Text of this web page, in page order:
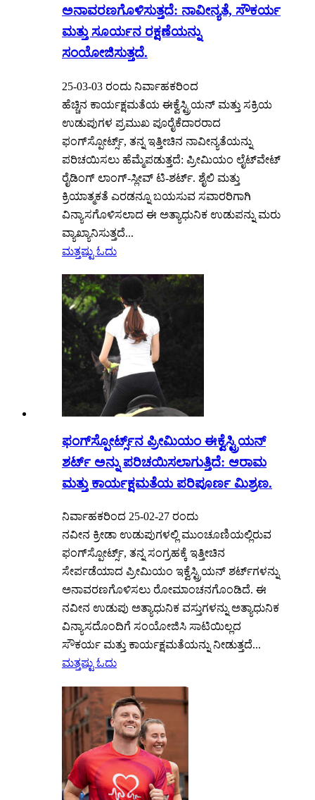
ಅನಾವರಣಗೊಳಿಸುತ್ತದೆ: ನಾವೀನ್ಯತೆ, ಸೌಕರ್ಯ
ಮತ್ತು ಸೂರ್ಯನ ರಕ್ಷಣೆಯನ್ನು
ಸಂಯೋಜಿಸುತ್ತದೆ.
25-03-03 ರಂದು ನಿರ್ವಾಹಕರಿಂದ
ಹೆಚ್ಚಿನ ಕಾರ್ಯಕ್ಷಮತೆಯ ಈಕ್ವೆಸ್ಟ್ರಿಯನ್ ಮತ್ತು ಸಕ್ರಿಯ
ಉಡುಪುಗಳ ಪ್ರಮುಖ ಪೂರೈಕೆದಾರರಾದ
ಫಂಗ್‌ಸ್ಪೋರ್ಟ್ಸ್, ತನ್ನ ಇತ್ತೀಚಿನ ನಾವೀನ್ಯತೆಯನ್ನು
ಪರಿಚಯಿಸಲು ಹೆಮ್ಮೆಪಡುತ್ತದೆ: ಪ್ರೀಮಿಯಂ ಲೈಟ್‌ವೇಟ್
ರೈಡಿಂಗ್ ಲಾಂಗ್-ಸ್ಲೀವ್ ಟಿ-ಶರ್ಟ್. ಶೈಲಿ ಮತ್ತು
ಕ್ರಿಯಾತ್ಮಕತೆ ಎರಡನ್ನೂ ಬಯಸುವ ಸವಾರರಿಗಾಗಿ
ವಿನ್ಯಾಸಗೊಳಿಸಲಾದ ಈ ಅತ್ಯಾಧುನಿಕ ಉಡುಪನ್ನು ಮರು
ವ್ಯಾಖ್ಯಾನಿಸುತ್ತದೆ...
ಮತ್ತಷ್ಟು ಓದು
ಫಂಗ್‌ಸ್ಪೋರ್ಟ್ಸ್‌ನ ಪ್ರೀಮಿಯಂ ಈಕ್ವೆಸ್ಟ್ರಿಯನ್
ಶರ್ಟ್ ಅನ್ನು ಪರಿಚಯಿಸಲಾಗುತ್ತಿದೆ: ಆರಾಮ
ಮತ್ತು ಕಾರ್ಯಕ್ಷಮತೆಯ ಪರಿಪೂರ್ಣ ಮಿಶ್ರಣ.
ನಿರ್ವಾಹಕರಿಂದ 25-02-27 ರಂದು
ನವೀನ ಕ್ರೀಡಾ ಉಡುಪುಗಳಲ್ಲಿ ಮುಂಚೂಣಿಯಲ್ಲಿರುವ
ಫಂಗ್‌ಸ್ಪೋರ್ಟ್ಸ್, ತನ್ನ ಸಂಗ್ರಹಕ್ಕೆ ಇತ್ತೀಚಿನ
ಸೇರ್ಪಡೆಯಾದ ಪ್ರೀಮಿಯಂ ಇಕ್ವೆಸ್ಟ್ರಿಯನ್ ಶರ್ಟ್‌ಗಳನ್ನು
ಅನಾವರಣಗೊಳಿಸಲು ರೋಮಾಂಚನಗೊಂಡಿದೆ. ಈ
ನವೀನ ಉಡುಪು ಅತ್ಯಾಧುನಿಕ ವಸ್ತುಗಳನ್ನು ಅತ್ಯಾಧುನಿಕ
ವಿನ್ಯಾಸದೊಂದಿಗೆ ಸಂಯೋಜಿಸಿ ಸಾಟಿಯಿಲ್ಲದ
ಸೌಕರ್ಯ ಮತ್ತು ಕಾರ್ಯಕ್ಷಮತೆಯನ್ನು ನೀಡುತ್ತದೆ...
ಮತ್ತಷ್ಟು ಓದು